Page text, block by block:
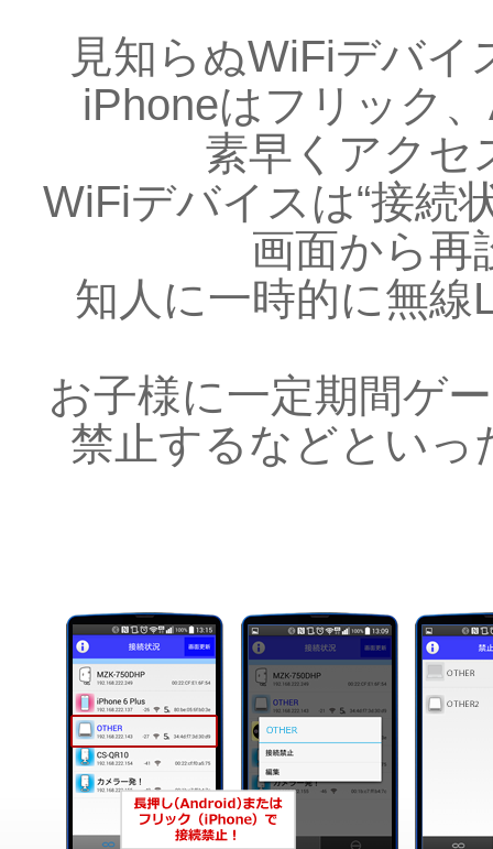
見知らぬWiFiデバ
iPhoneはフリック
素早くアクセ
WiFiデバイスは“接続
画面から再
知人に一時的に無
お子様に一定期間ゲ
禁止するなどといっ